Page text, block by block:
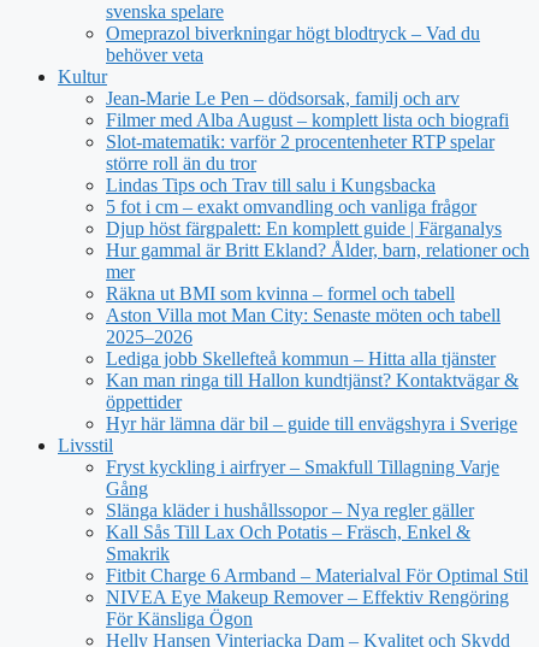
svenska spelare
Omeprazol biverkningar högt blodtryck – Vad du
behöver veta
Kultur
Jean‑Marie Le Pen – dödsorsak, familj och arv
Filmer med Alba August – komplett lista och biografi
Slot-matematik: varför 2 procentenheter RTP spelar
större roll än du tror
Lindas Tips och Trav till salu i Kungsbacka
5 fot i cm – exakt omvandling och vanliga frågor
Djup höst färgpalett: En komplett guide | Färganalys
Hur gammal är Britt Ekland? Ålder, barn, relationer och
mer
Räkna ut BMI som kvinna – formel och tabell
Aston Villa mot Man City: Senaste möten och tabell
2025–2026
Lediga jobb Skellefteå kommun – Hitta alla tjänster
Kan man ringa till Hallon kundtjänst? Kontaktvägar &
öppettider
Hyr här lämna där bil – guide till envägshyra i Sverige
Livsstil
Fryst kyckling i airfryer – Smakfull Tillagning Varje
Gång
Slänga kläder i hushållssopor – Nya regler gäller
Kall Sås Till Lax Och Potatis – Fräsch, Enkel &
Smakrik
Fitbit Charge 6 Armband – Materialval För Optimal Stil
NIVEA Eye Makeup Remover – Effektiv Rengöring
För Känsliga Ögon
Helly Hansen Vinterjacka Dam – Kvalitet och Skydd